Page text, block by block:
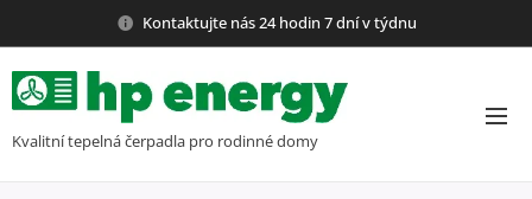
Kontaktujte nás 24 hodin 7 dní v týdnu
Kvalitní tepelná čerpadla pro rodinné domy